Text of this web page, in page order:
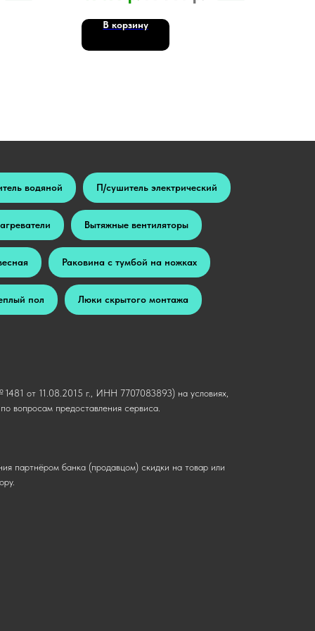
В корзину
водяной П/сушитель электрический
Вытяжные вентиляторы
Раковина с тумбой на ножках
пол Люки скрытого монтажа
от 11.08.2015 г., ИНН 7707083893) на условиях,
предоставления сервиса.
партнёром банка (продавцом) скидки на товар или